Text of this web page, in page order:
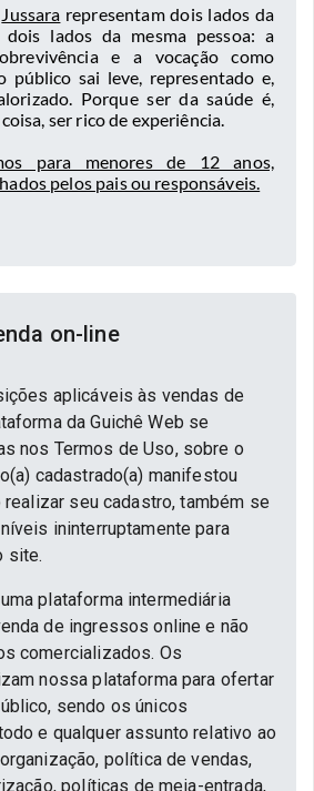
Jussara representam dois lados da
dois lados da mesma pessoa: a
e a vocação como
público sai leve, representado e,
Porque ser da saúde é,
ser rico de experiência.
para menores de 12 anos,
pelos pais ou responsáveis.
on-line
aplicáveis às vendas de
da Guichê Web se
nos Termos de Uso, sobre o
cadastrado(a) manifestou
seu cadastro, também se
ininterruptamente para
site.
plataforma intermediária
de ingressos online e não
comercializados. Os
nossa plataforma para ofertar
sendo os únicos
e qualquer assunto relativo ao
política de vendas,
políticas de meia-entrada,